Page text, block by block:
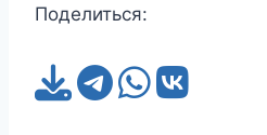
Поделиться: